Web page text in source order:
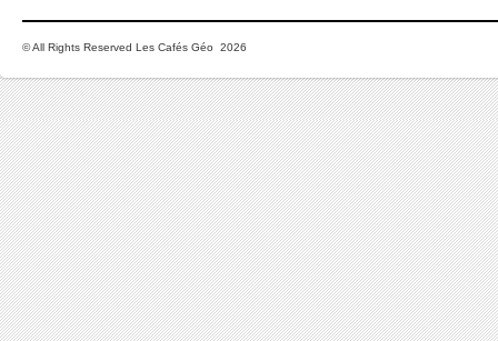
© All Rights Reserved Les Cafés Géo 2026